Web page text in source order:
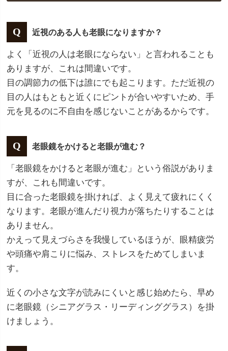
近視のある人も老眼になりますか？
よく「近視の人は老眼にならない」と言われることも
ありますが、これは間違いです。
目の調節力の低下は誰にでも起こります。ただ近視の
目の人はもともと近くにピントが合いやすいため、手
元を見るのに不自由を感じないことがあるからです。
老眼鏡をかけると老眼が進む？
「老眼鏡をかけると老眼が進む」という俗説がありま
すが、これも間違いです。
目に合った老眼鏡を掛ければ、よく見えて疲れにくく
なります。老眼が進んだり視力が落ちたりすることは
ありません。
かえって見えづらさを我慢しているほうが、眼精疲労
や頭痛や肩こりに悩み、ストレスをためてしまいま
す。
近くの小さな文字が読みにくいと感じ始めたら、早め
に老眼鏡（シニアグラス・リーディンググラス）を掛
けましょう。